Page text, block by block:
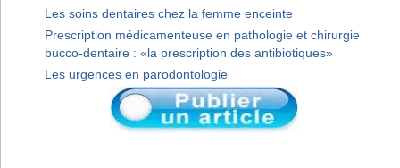
Les soins dentaires chez la femme enceinte
Prescription médicamenteuse en pathologie et chirurgie
bucco-dentaire : «la prescription des antibiotiques»
Les urgences en parodontologie